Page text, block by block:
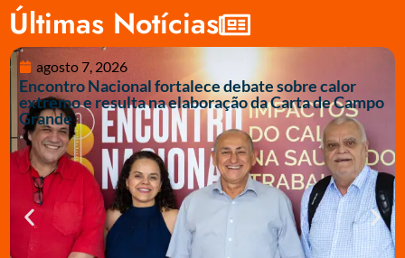
Últimas Notícias
agosto 7, 2026
Encontro Nacional fortalece debate sobre calor
extremo e resulta na elaboração da Carta de Campo
Grande